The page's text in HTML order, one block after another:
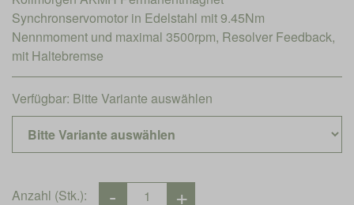
Synchronservomotor in Edelstahl mit 9.45Nm
Nennmoment und maximal 3500rpm, Resolver Feedback,
mit Haltebremse
Verfügbar: Bitte Variante auswählen
Anzahl (Stk.):